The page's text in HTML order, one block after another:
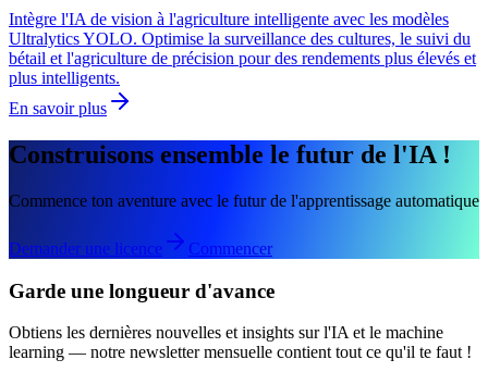
Intègre l'IA de vision à l'agriculture intelligente avec les modèles
Ultralytics YOLO. Optimise la surveillance des cultures, le suivi du
bétail et l'agriculture de précision pour des rendements plus élevés et
plus intelligents.
En savoir plus
Construisons ensemble le futur de l'IA !
Commence ton aventure avec le futur de l'apprentissage automatique
Demander une licence Commencer
Garde une longueur d'avance
Obtiens les dernières nouvelles et insights sur l'IA et le machine
learning — notre newsletter mensuelle contient tout ce qu'il te faut !